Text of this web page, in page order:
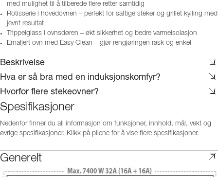
med mulighet til å tilberede flere retter samtidig
Rotisserie i hovedovnen – perfekt for saftige steker og grillet kylling med
jevnt resultat
Trippelglass i ovnsdøren – økt sikkerhet og bedre varmeisolasjon
Emaljert ovn med Easy Clean – gjør rengjøringen rask og enkel
Beskrivelse
Hva er så bra med en induksjonskomfyr?
Hvorfor flere stekeovner?
Spesifikasjoner
Nedenfor finner du all informasjon om funksjoner, innhold, mål, vekt og
øvrige spesifikasjoner. Klikk på pilene for å vise flere spesifikasjoner.
Generelt